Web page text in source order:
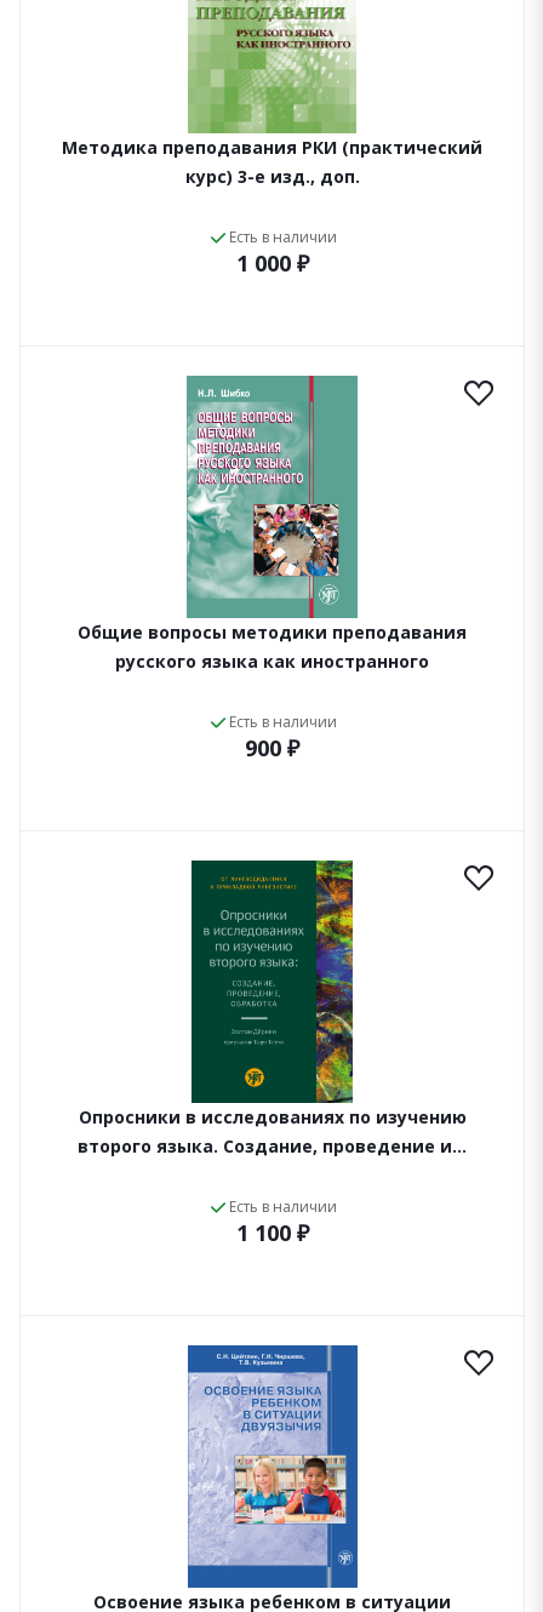
Методика преподавания РКИ (практический
курс) 3-е изд., доп.
Есть в наличии
1 000 ₽
Общие вопросы методики преподавания
русского языка как иностранного
Есть в наличии
900 ₽
Опросники в исследованиях по изучению
второго языка. Создание, проведение и…
Есть в наличии
1 100 ₽
Освоение языка ребенком в ситуации